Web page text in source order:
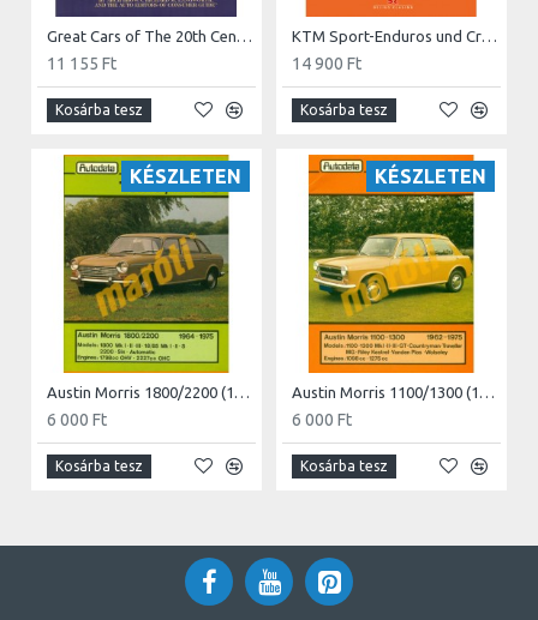
Great Cars of The 20th Century
11 155 Ft
Kosárba tesz
KTM Sport-Enduros und Crossmaschinen (Javítási könyv)
14 900 Ft
Kosárba tesz
KÉSZLETEN
Austin Morris 1800/2200 (1964-1975)
6 000 Ft
Kosárba tesz
KÉSZLETEN
Austin Morris 1100/1300 (1962-1975)
6 000 Ft
Kosárba tesz